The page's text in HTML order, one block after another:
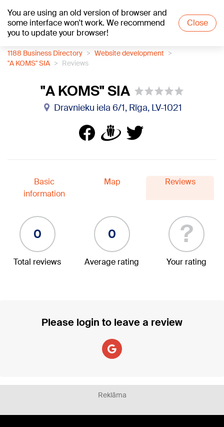
You are using an old version of browser and
some interface won't work. We recommend
you to update your browser!
Close
+19°C
1188 Business Directory
Website development
"A KOMS" SIA
Reviews
"A KOMS" SIA
Dravnieku iela 6/1, Rīga, LV-1021
Basic
information
Map Reviews
0
Total reviews
0
Average rating
?
Your rating
Please login to leave a review
Reklāma